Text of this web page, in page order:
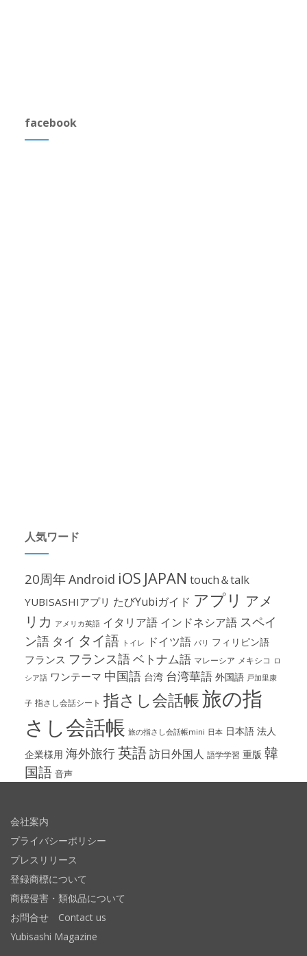
facebook
人気ワード
20周年Android iOS JAPAN touch＆talk
YUBISASHIアプリ たびYubiガイド アプリ アメ
リカ アメリカ英語 イタリア語 インドネシア語 スペイ
ン語 タイ タイ語 トイレ ドイツ語 パリ フィリピン語
フランス フランス語ベトナム語 マレーシア メキシコ ロ
シア語 ワンテーマ 中国語 台湾 台湾華語 外国語 戸加里康
子 指さし会話シート 指さし会話帳旅の指
さし会話帳 旅の指さし会話帳mini 日本 日本語 法人
企業様用 海外旅行英語訪日外国人 語学学習 重版 韓
国語 音声
会社案内
プライバシーポリシー
プレスリリース
登録商標について
商標侵害・類似品について
お問合せ Contact us
Yubisashi Magazine